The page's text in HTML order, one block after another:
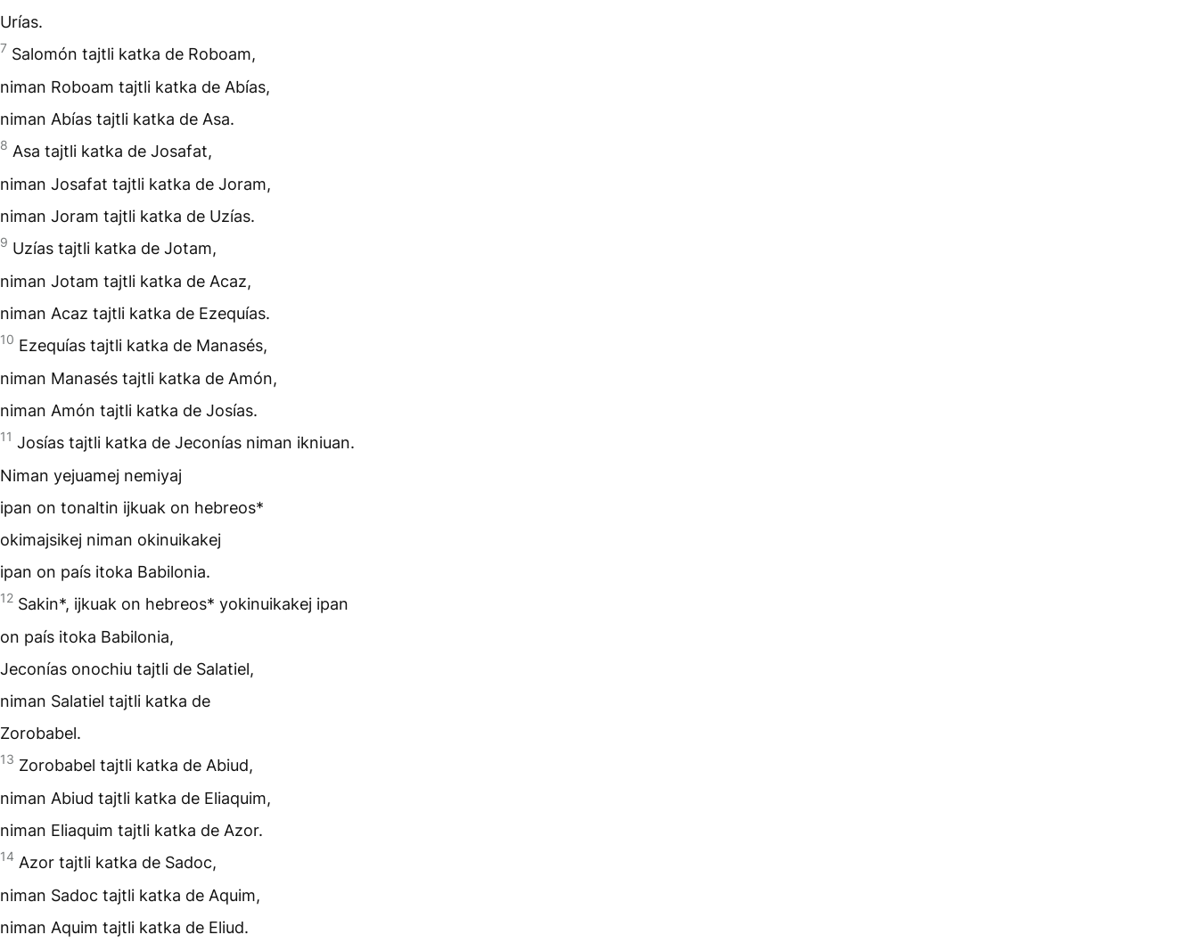
Urías.
7 Salomón tajtli katka de Roboam,
niman Roboam tajtli katka de Abías,
niman Abías tajtli katka de Asa.
8 Asa tajtli katka de Josafat,
niman Josafat tajtli katka de Joram,
niman Joram tajtli katka de Uzías.
9 Uzías tajtli katka de Jotam,
niman Jotam tajtli katka de Acaz,
niman Acaz tajtli katka de Ezequías.
10 Ezequías tajtli katka de Manasés,
niman Manasés tajtli katka de Amón,
niman Amón tajtli katka de Josías.
11 Josías tajtli katka de Jeconías niman ikniuan.
Niman yejuamej nemiyaj
ipan on tonaltin ijkuak on hebreos*
okimajsikej niman okinuikakej
ipan on país itoka Babilonia.
12 Sakin*, ijkuak on hebreos* yokinuikakej ipan
on país itoka Babilonia,
Jeconías onochiu tajtli de Salatiel,
niman Salatiel tajtli katka de
Zorobabel.
13 Zorobabel tajtli katka de Abiud,
niman Abiud tajtli katka de Eliaquim,
niman Eliaquim tajtli katka de Azor.
14 Azor tajtli katka de Sadoc,
niman Sadoc tajtli katka de Aquim,
niman Aquim tajtli katka de Eliud.